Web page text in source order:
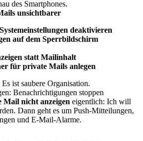
des Smartphones.
unsichtbarer
deaktivieren
auf dem Sperrbildschirm
statt Mailinhalt
für private Mails anlegen
ist saubere Organisation.
Benachrichtigungen stoppen
Mail nicht anzeigen eigentlich: Ich will
Dann geht es um Push-Mitteilungen,
und E-Mail-Alarme.